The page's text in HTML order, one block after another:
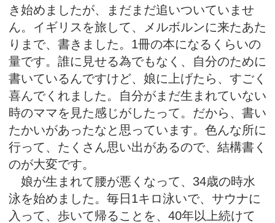
き始めましたが、まだまだ追いついていませ
ん。イギリスを旅して、メルボルンに来たあた
りまで、書きました。1冊の本になるくらいの
量です。誰に見せる為でもなく、自分のために
書いているんですけど、娘に上げたら、すごく
喜んでくれました。自分がまだ生まれていない
時のママを見た感じがしたって。だから、書い
たかいがあったなと思っています。色んな所に
行って、たくさん思い出があるので、結構書く
のが大変です。
娘が生まれて腰が悪くなって、34歳の時水
泳を始めました。毎日1キロ泳いで、サウナに
入って、歩いて帰ることを、40年以上続けて